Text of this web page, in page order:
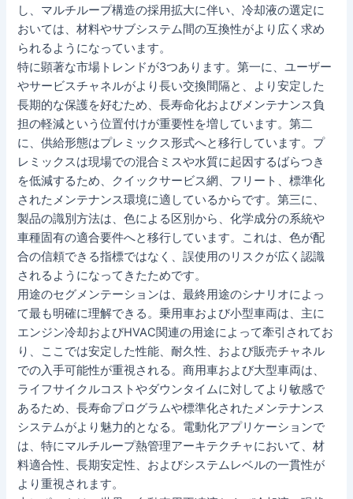
し、マルチループ構造の採用拡大に伴い、冷却液の選定に
おいては、材料やサブシステム間の互換性がより広く求め
られるようになっています。
特に顕著な市場トレンドが3つあります。第一に、ユーザー
やサービスチャネルがより長い交換間隔と、より安定した
長期的な保護を好むため、長寿命化およびメンテナンス負
担の軽減という位置付けが重要性を増しています。第二
に、供給形態はプレミックス形式へと移行しています。プ
レミックスは現場での混合ミスや水質に起因するばらつき
を低減するため、クイックサービス網、フリート、標準化
されたメンテナンス環境に適しているからです。第三に、
製品の識別方法は、色による区別から、化学成分の系統や
車種固有の適合要件へと移行しています。これは、色が配
合の信頼できる指標ではなく、誤使用のリスクが広く認識
されるようになってきたためです。
用途のセグメンテーションは、最終用途のシナリオによっ
て最も明確に理解できる。乗用車および小型車両は、主に
エンジン冷却およびHVAC関連の用途によって牽引されてお
り、ここでは安定した性能、耐久性、および販売チャネル
での入手可能性が重視される。商用車および大型車両は、
ライフサイクルコストやダウンタイムに対してより敏感で
あるため、長寿命プログラムや標準化されたメンテナンス
システムがより魅力的となる。電動化アプリケーションで
は、特にマルチループ熱管理アーキテクチャにおいて、材
料適合性、長期安定性、およびシステムレベルの一貫性が
より重視されます。